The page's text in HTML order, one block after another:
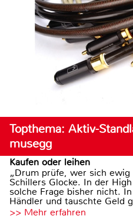
Topthema: Aktiv-
musegg
Kaufen oder leihen
„Drum prüfe, wer sich
Schillers Glocke. In der
solche Frage bisher nicht.
Händler und tauschte Geld
>> Mehr erfahren